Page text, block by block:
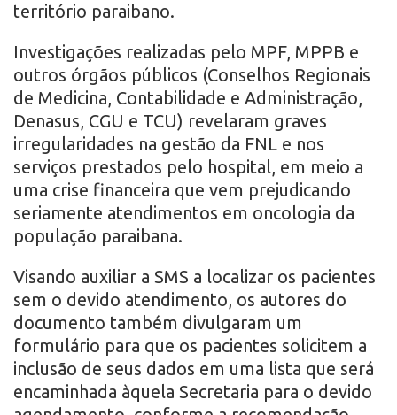
território paraibano.
Investigações realizadas pelo MPF, MPPB e
outros órgãos públicos (Conselhos Regionais
de Medicina, Contabilidade e Administração,
Denasus, CGU e TCU) revelaram graves
irregularidades na gestão da FNL e nos
serviços prestados pelo hospital, em meio a
uma crise financeira que vem prejudicando
seriamente atendimentos em oncologia da
população paraibana.
Visando auxiliar a SMS a localizar os pacientes
sem o devido atendimento, os autores do
documento também divulgaram um
formulário para que os pacientes solicitem a
inclusão de seus dados em uma lista que será
encaminhada àquela Secretaria para o devido